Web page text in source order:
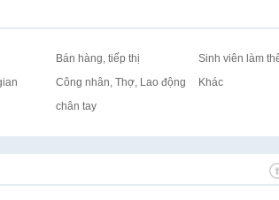
Bán hàng, tiếp thị
Sinh viên làm
Công nhân, Thợ, Lao động
chân tay
Khác